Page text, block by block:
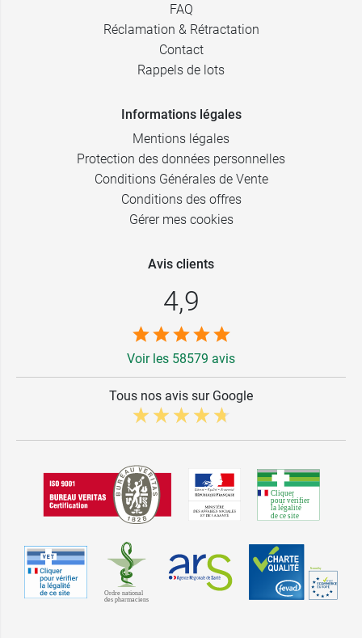
FAQ
Réclamation & Rétractation
Contact
Rappels de lots
Informations légales
Mentions légales
Protection des données personnelles
Conditions Générales de Vente
Conditions des offres
Gérer mes cookies
Avis clients
4,9
Voir les 58579 avis
Tous nos avis sur Google